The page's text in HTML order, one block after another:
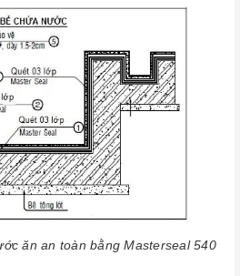
ăn an toàn bằng Masterseal 540